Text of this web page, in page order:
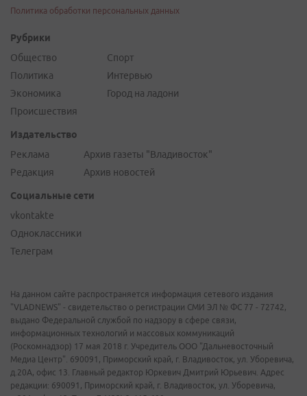
Политика обработки персональных данных
Рубрики
Общество
Политика
Экономика
Происшествия
Спорт
Интервью
Город на ладони
Издательство
Реклама
Редакция
Архив газеты "Владивосток"
Архив новостей
Социальные сети
vkontakte
Одноклассники
Телеграм
На данном сайте распространяется информация сетевого издания
"VLADNEWS" - свидетельство о регистрации СМИ ЭЛ № ФС 77 - 72742,
выдано Федеральной службой по надзору в сфере связи,
информационных технологий и массовых коммуникаций
(Роскомнадзор) 17 мая 2018 г. Учредитель ООО "Дальневосточный
Медиа Центр". 690091, Приморский край, г. Владивосток, ул. Уборевича,
д.20А, офис 13. Главный редактор Юркевич Дмитрий Юрьевич. Адрес
редакции: 690091, Приморский край, г. Владивосток, ул. Уборевича,